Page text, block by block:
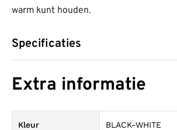
warm kunt houden.
Specificaties
Extra informatie
Kleur BLACK-WHITE